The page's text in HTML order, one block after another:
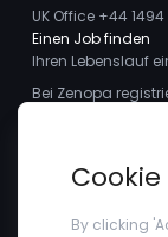
UK Office +44
Einen Job finden
Ihren Lebenslauf
Bei Zenopa
Treffen Sie das
Kundenstimmen
By clicking